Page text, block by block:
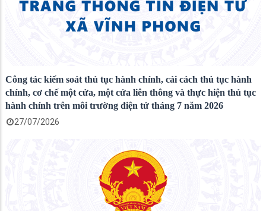
Công tác kiếm soát thủ tục hành chính, cải cách thủ tục hành
chính, cơ chế một cửa, một cửa liên thông và thực hiện thủ tục
hành chính trên môi trường điện tử tháng 7 năm 2026
27/07/2026